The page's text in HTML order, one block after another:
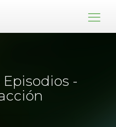
-